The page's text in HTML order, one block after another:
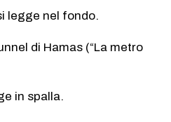
legge nel fondo.
di Hamas (“La metro
in spalla.